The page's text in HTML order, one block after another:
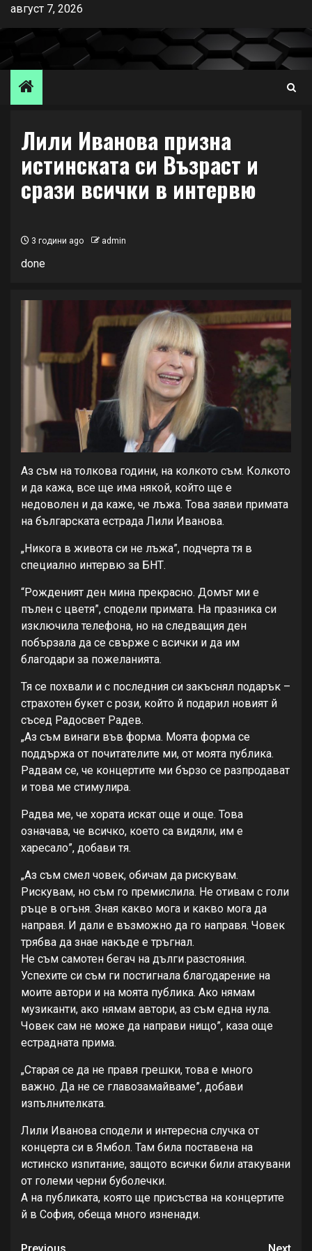
Skip
content
август 7, 2026
Лили Иванова призна
истинската си Възраст и
срази всички в интервю
3 години ago admin
done
Аз съм на толкова години, на колкото съм. Колкото
и да кажа, все ще има някой, който ще е
недоволен и да каже, че лъжа. Това заяви примата
на българската естрада Лили Иванова.
„Никога в живота си не лъжа”, подчерта тя в
специално интервю за БНТ.
“Рожденият ден мина прекрасно. Домът ми е
пълен с цветя”, сподели примата. На празника си
изключила телефона, но на следващия ден
побързала да се свърже с всички и да им
благодари за пожеланията.
Тя се похвали и с последния си закъснял подарък –
страхотен букет с рози, който й подарил новият й
съсед Радосвет Радев.
„Аз съм винаги във форма. Моята форма се
поддържа от почитателите ми, от моята публика.
Радвам се, че концертите ми бързо се разпродават
и това ме стимулира.
Радва ме, че хората искат още и още. Това
означава, че всичко, което са видяли, им е
харесало”, добави тя.
„Аз съм смел човек, обичам да рискувам.
Рискувам, но съм го премислила. Не отивам с голи
ръце в огъня. Зная какво мога и какво мога да
направя. И дали е възможно да го направя. Човек
трябва да знае накъде е тръгнал.
Не съм самотен бегач на дълги разстояния.
Успехите си съм ги постигнала благодарение на
моите автори и на моята публика. Ако нямам
музиканти, ако нямам автори, аз съм една нула.
Човек сам не може да направи нищо”, каза още
естрадната прима.
„Старая се да не правя грешки, това е много
важно. Да не се главозамайваме”, добави
изпълнителката.
Лили Иванова сподели и интересна случка от
концерта си в Ямбол. Там била поставена на
истинско изпитание, защото всички били атакувани
от големи черни буболечки.
А на публиката, която ще присъства на концертите
й в София, обеща много изненади.